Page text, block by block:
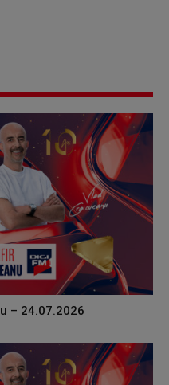
– 24.07.2026